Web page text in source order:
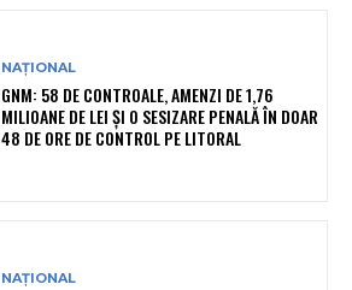
NAȚIONAL
GNM: 58 DE CONTROALE, AMENZI DE 1,76
MILIOANE DE LEI ȘI O SESIZARE PENALĂ ÎN DOAR
48 DE ORE DE CONTROL PE LITORAL
NAȚIONAL